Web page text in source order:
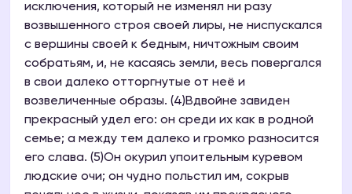
исключения, который не изменял ни разу
возвышенного строя своей лиры, не ниспускался
с вершины своей к бедным, ничтожным своим
собратьям, и, не касаясь земли, весь повергался
в свои далеко отторгнутые от неё и
возвеличенные образы. (4)Вдвойне завиден
прекрасный удел его: он среди их как в родной
семье; а между тем далеко и громко разносится
его слава. (5)Он окурил упоительным куревом
людские очи; он чудно польстил им, сокрыв